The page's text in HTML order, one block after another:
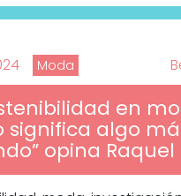
Moda
en
significa algo
opina Raquel